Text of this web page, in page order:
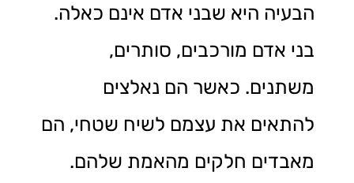
הבעיה היא שבני אדם אינם כאלה.
בני אדם מורכבים, סותרים,
משתנים. כאשר הם נאלצים
להתאים את עצמם לשיח שטחי, הם
מאבדים חלקים מהאמת שלהם.